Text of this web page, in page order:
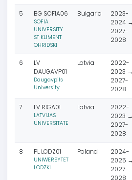
5 BG SOFIA06
SOFIA
UNIVERSITY
ST KLIMENT
OHRIDSKI
Bulgaria
2023-
2024 →
2027-
2028
6
LV
DAUGAVP01
Daugavpils
University
Latvia
2022-
2023 →
2027-
2028
7 LV RIGA01
LATVIJAS
UNIVERSITATE
Latvia
2022-
2023 →
2027-
2028
8 PL LODZ01
UNIWERSYTET
LODZKI
Poland
2024-
2025 →
2027-
2028